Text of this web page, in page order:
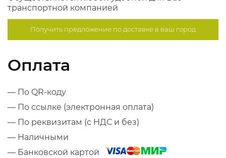
транспортной компанией
Получить предложение подоставке в ваш город
Оплата
— По QR-коду
— По ссылке (электронная оплата)
— По реквизитам (с НДС и без)
— Наличными
— Банковской картой